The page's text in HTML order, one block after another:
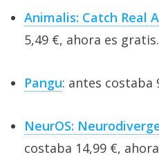
Animalis: Catch Real
5,49 €, ahora es gratis.
Pangu: antes costaba
NeurOS:
costaba 14,99 €,